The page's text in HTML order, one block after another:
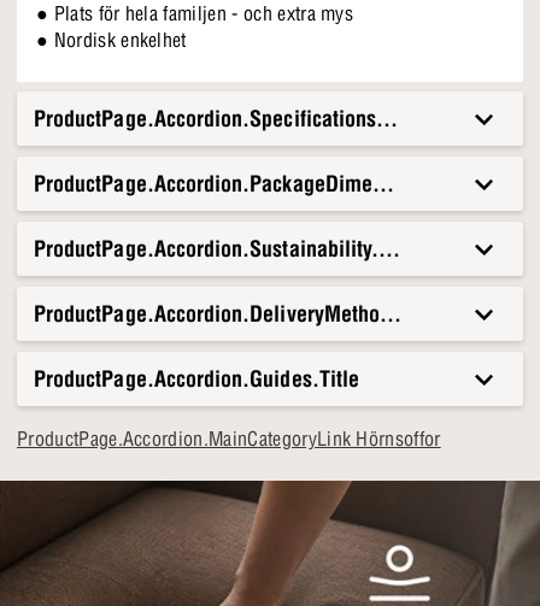
● Plats för hela familjen - och extra mys
● Nordisk enkelhet
ProductPage.Accordion.Specifications.Title
ProductPage.Accordion.Sustainability.Title
ProductPage.Accordion.DeliveryMethods.Title
ProductPage.Accordion.Guides.Title
ProductPage.Accordion.MainCategoryLink Hörnsoffor